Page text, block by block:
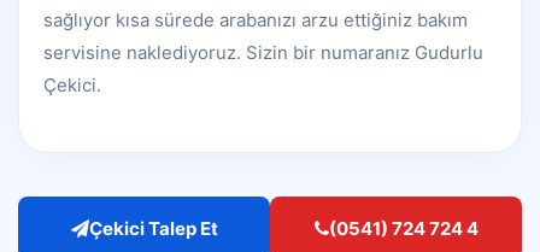
sağlıyor kısa sürede arabanızı arzu ettiğiniz bakım
servisine naklediyoruz. Sizin bir numaranız Gudurlu
Çekici.
Çekici Talep Et (0541) 724 724 4